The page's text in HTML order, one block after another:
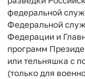
федеральной
Федеральной
Федерации и
программ
или тельняшка с
(только для